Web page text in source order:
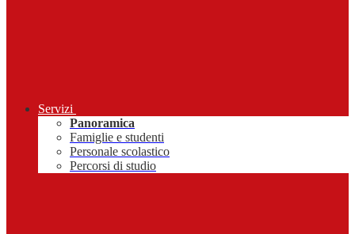
Servizi
Panoramica
Famiglie e studenti
Personale scolastico
Percorsi di studio